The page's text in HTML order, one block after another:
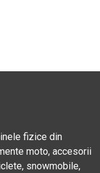
fizice din
moto, accesorii
snowmobile,